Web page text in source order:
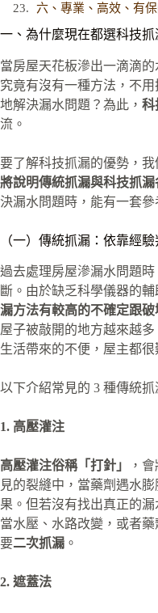
六、專業、高效、有
一、為什麼現在都選科技
當房屋天花板滲出一滴滴
究竟有沒有一種方法，不
地解決漏水問題？為此， 科
流。
要了解科技抓漏的優勢，我
將說明傳統抓漏與科技抓漏
決漏水問題時，能有一套參
（一）傳統抓漏：依靠經
過去處理房屋滲漏水問題
斷。由於缺乏科學儀器的
漏方法有較高的不確定跟破
屋子被敲開的地方越來越
生活帶來的不便，屋主都很
以下介紹常見的 3 種傳統抓
1. 高壓灌注
高壓灌注俗稱「打針 」
，
見的裂縫中，當藥劑遇水
果。但若沒有找出真正的
當水壓、水路改變，或者
要二次抓漏 。
2. 遮蓋法